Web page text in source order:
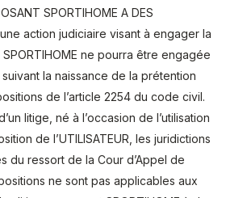
SPORTIHOME A DES
action judiciaire visant à engager la
ne pourra être engagée
la naissance de la prétention
de l’article 2254 du code civil.
litige, né à l’occasion de l’utilisation
de l’UTILISATEUR, les juridictions
du ressort de la Cour d’Appel de
ne sont pas applicables aux